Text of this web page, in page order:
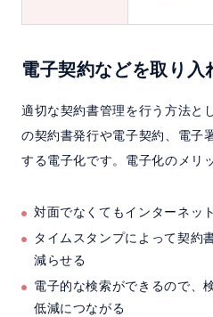
電子契約などを取り入
適切な契約書管理を行う方法と
の契約書発行や電子契約、電子
する電子化です。電子化のメリ
対面でなくてもインターネッ
タイムスタンプによって契約
減らせる
電子的な検索ができるので、
低減につながる